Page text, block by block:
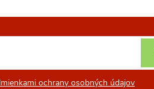
ochrany osobných údajov